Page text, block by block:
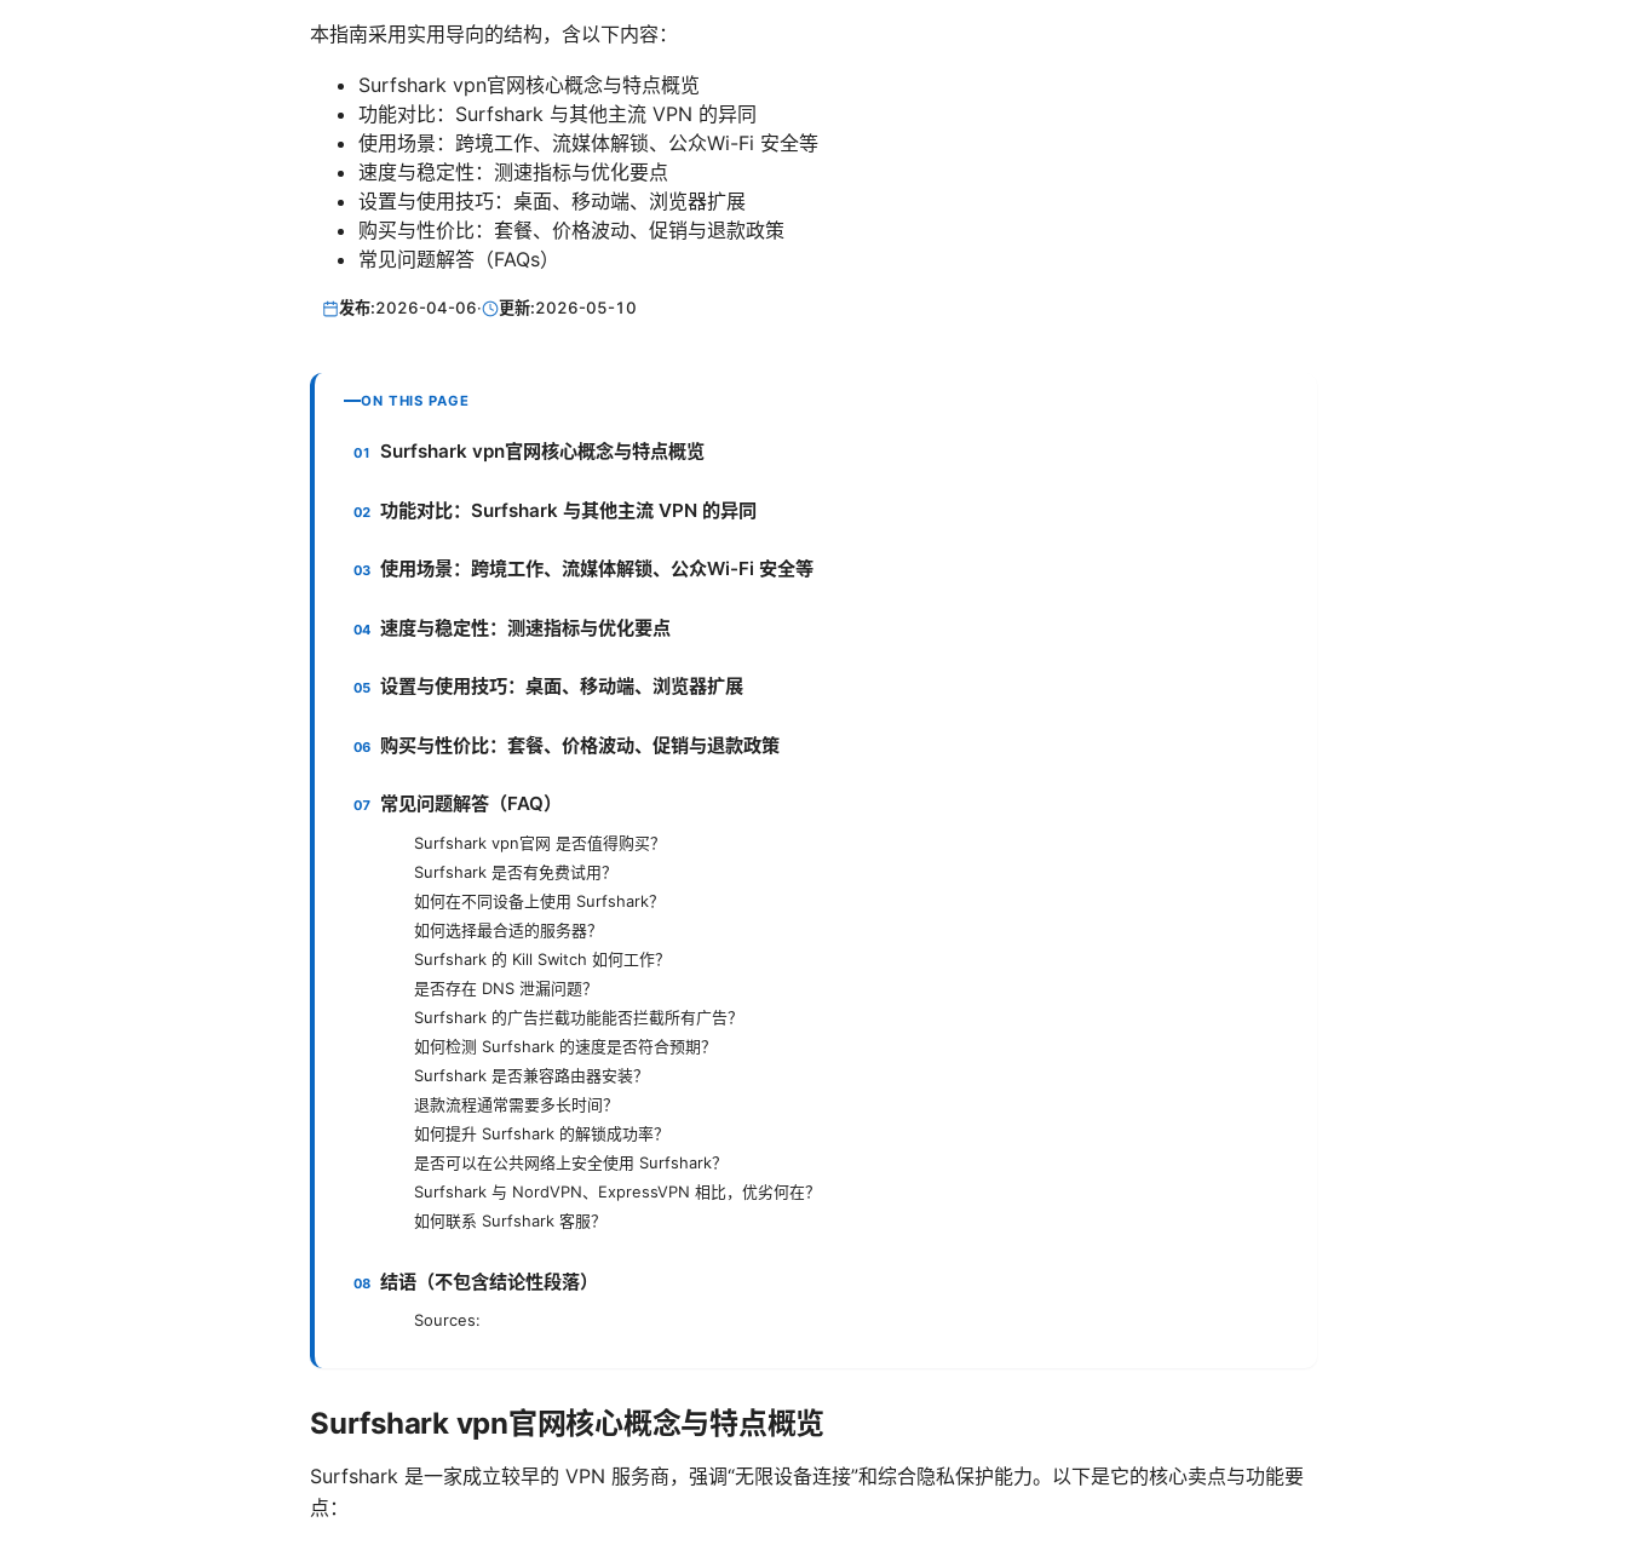
本指南采用实用导向的结构，含以下内容：
Surfshark vpn官网核心概念与特点概览
功能对比：Surfshark 与其他主流 VPN 的异同
使用场景：跨境工作、流媒体解锁、公众Wi-Fi 安全等
速度与稳定性：测速指标与优化要点
设置与使用技巧：桌面、移动端、浏览器扩展
购买与性价比：套餐、价格波动、促销与退款政策
常见问题解答（FAQs）
发布:2026-04-06· 更新:2026-05-10
ON THIS PAGE
Surfshark vpn官网核心概念与特点概览
功能对比：Surfshark 与其他主流 VPN 的异同
使用场景：跨境工作、流媒体解锁、公众Wi-Fi 安全等
速度与稳定性：测速指标与优化要点
设置与使用技巧：桌面、移动端、浏览器扩展
购买与性价比：套餐、价格波动、促销与退款政策
常见问题解答（FAQ）
Surfshark vpn官网 是否值得购买？
Surfshark 是否有免费试用？
如何在不同设备上使用 Surfshark？
如何选择最合适的服务器？
Surfshark 的 Kill Switch 如何工作？
是否存在 DNS 泄漏问题？
Surfshark 的广告拦截功能能否拦截所有广告？
如何检测 Surfshark 的速度是否符合预期？
Surfshark 是否兼容路由器安装？
退款流程通常需要多长时间？
如何提升 Surfshark 的解锁成功率？
是否可以在公共网络上安全使用 Surfshark？
Surfshark 与 NordVPN、ExpressVPN 相比，优劣何在？
如何联系 Surfshark 客服？
结语（不包含结论性段落）
Sources:
Surfshark vpn官网核心概念与特点概览
Surfshark 是一家成立较早的 VPN 服务商，强调“无限设备连接”和综合隐私保护能力。以下是它的核心卖点与功能要
点：